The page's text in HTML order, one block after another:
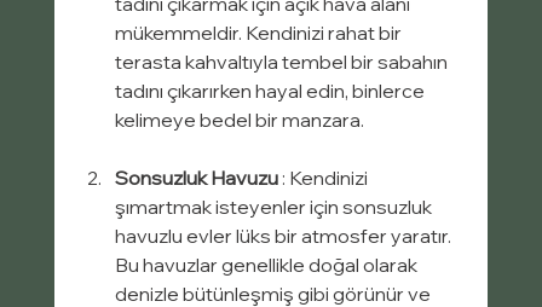
mükemmeldir. Kendinizi rahat bir
terasta kahvaltıyla tembel bir sabahın
tadını çıkarırken hayal edin, binlerce
kelimeye bedel bir manzara.
Sonsuzluk Havuzu : Kendinizi
şımartmak isteyenler için sonsuzluk
havuzlu evler lüks bir atmosfer yaratır.
Bu havuzlar genellikle doğal olarak
denizle bütünleşmiş gibi görünür ve